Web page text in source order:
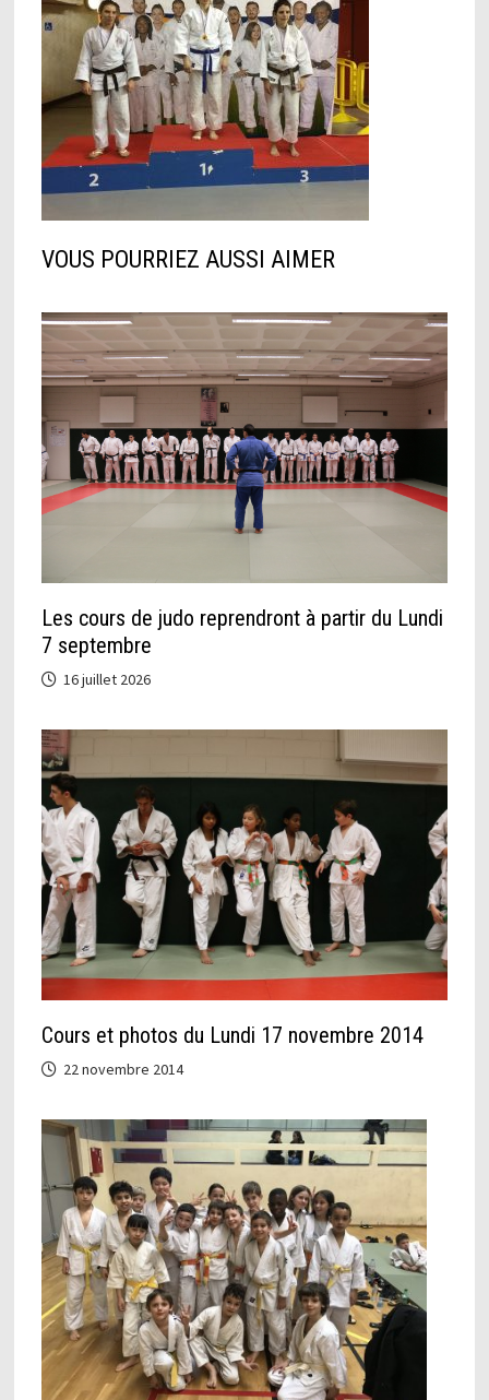
VOUS POURRIEZ AUSSI AIMER
Les cours de judo reprendront à partir du Lundi
7 septembre
16 juillet 2026
Cours et photos du Lundi 17 novembre 2014
22 novembre 2014